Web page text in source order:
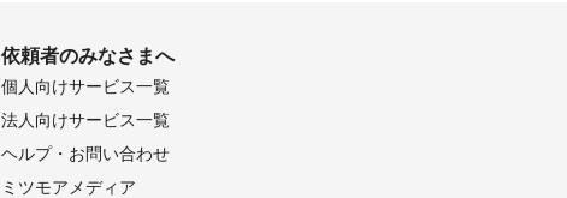
依頼者のみなさまへ
個人向けサービス一覧
法人向けサービス一覧
ヘルプ・お問い合わせ
ミツモアメディア